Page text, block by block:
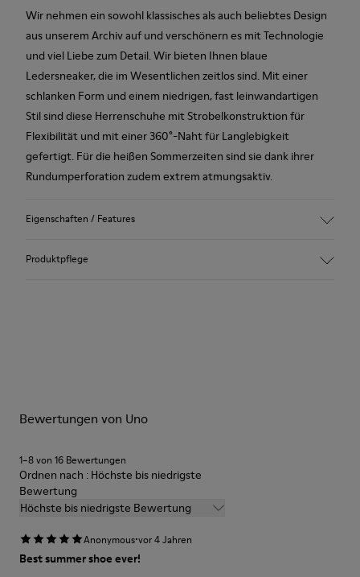
Wir nehmen ein sowohl klassisches als auch beliebtes Design
aus unserem Archiv auf und verschönern es mit Technologie
und viel Liebe zum Detail. Wir bieten Ihnen blaue
Ledersneaker, die im Wesentlichen zeitlos sind. Mit einer
schlanken Form und einem niedrigen, fast leinwandartigen
Stil sind diese Herrenschuhe mit Strobelkonstruktion für
Flexibilität und mit einer 360°-Naht für Langlebigkeit
gefertigt. Für die heißen Sommerzeiten sind sie dank ihrer
Rundumperforation zudem extrem atmungsaktiv.
Eigenschaften / Features
Farbe: Blau
Produktpflege
Schuhpflegeanleitung.
Bewertungen von Uno
1–8 von 16 Bewertungen
Ordnen nach : Höchste bis niedrigste
Bewertung
Höchste bis niedrigste Bewertung
Anonymous·vor 4 Jahren
Best summer shoe ever!